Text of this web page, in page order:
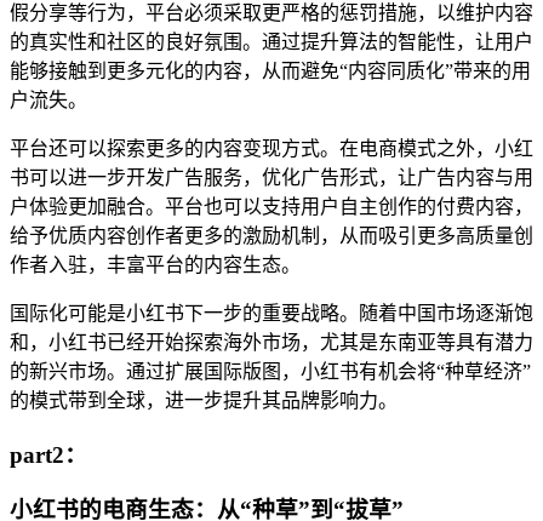
假分享等行为，平台必须采取更严格的惩罚措施，以维护内容
的真实性和社区的良好氛围。通过提升算法的智能性，让用户
能够接触到更多元化的内容，从而避免“内容同质化”带来的用
户流失。
平台还可以探索更多的内容变现方式。在电商模式之外，小红
书可以进一步开发广告服务，优化广告形式，让广告内容与用
户体验更加融合。平台也可以支持用户自主创作的付费内容，
给予优质内容创作者更多的激励机制，从而吸引更多高质量创
作者入驻，丰富平台的内容生态。
国际化可能是小红书下一步的重要战略。随着中国市场逐渐饱
和，小红书已经开始探索海外市场，尤其是东南亚等具有潜力
的新兴市场。通过扩展国际版图，小红书有机会将“种草经济”
的模式带到全球，进一步提升其品牌影响力。
part2：
小红书的电商生态：从“种草”到“拔草”